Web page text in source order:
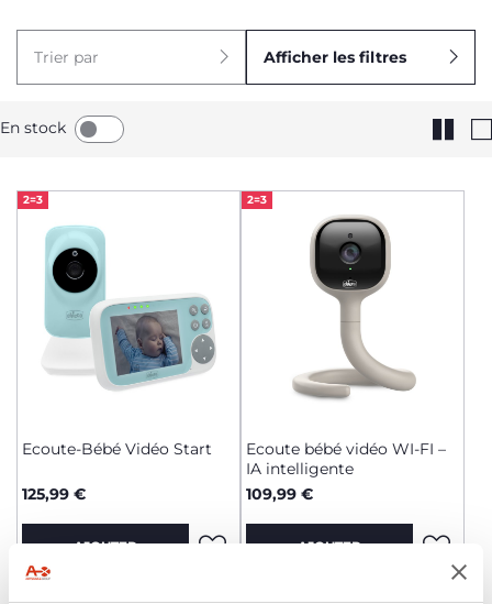
Trier par Afficher les filtres
En stock
2=3
Ecoute-Bébé Vidéo Start
125,99 €
AJOUTER
2=3
Ecoute bébé vidéo WI-FI –
IA intelligente
109,99 €
AJOUTER